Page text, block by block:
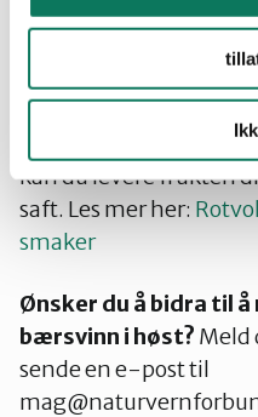
takkegave i form av
Har du kapasitet å
skal gjøre med all
Rotvoll safteri, som tar
kan du levere frukten
saft. Les mer her:
smaker
Ønsker du å bidra til
bærsvinn i høst? Meld
sende en e-post til